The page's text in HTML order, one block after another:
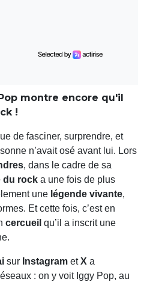
montre encore qu'il
!
de fasciner, surprendre, et
n’avait osé avant lui. Lors
, dans le cadre de sa
du rock a une fois de plus
une légende vivante,
Et cette fois, c’est en
cercueil qu’il a inscrit une
sur Instagram etX a
: on y voit Iggy Pop, au